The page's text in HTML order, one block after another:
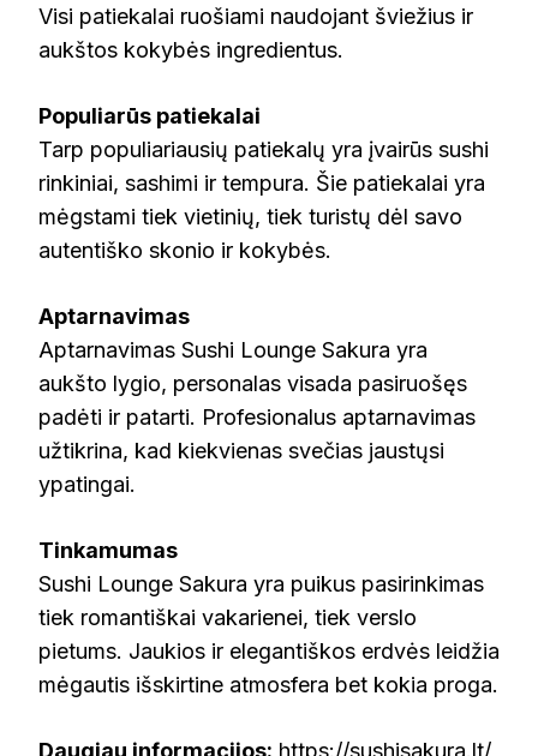
Visi patiekalai ruošiami naudojant šviežius ir
aukštos kokybės ingredientus.
Populiarūs patiekalai
Tarp populiariausių patiekalų yra įvairūs sushi
rinkiniai, sashimi ir tempura. Šie patiekalai yra
mėgstami tiek vietinių, tiek turistų dėl savo
autentiško skonio ir kokybės.
Aptarnavimas
Aptarnavimas Sushi Lounge Sakura yra
aukšto lygio, personalas visada pasiruošęs
padėti ir patarti. Profesionalus aptarnavimas
užtikrina, kad kiekvienas svečias jaustųsi
ypatingai.
Tinkamumas
Sushi Lounge Sakura yra puikus pasirinkimas
tiek romantiškai vakarienei, tiek verslo
pietums. Jaukios ir elegantiškos erdvės leidžia
mėgautis išskirtine atmosfera bet kokia proga.
Daugiau informacijos: https://sushisakura.lt/